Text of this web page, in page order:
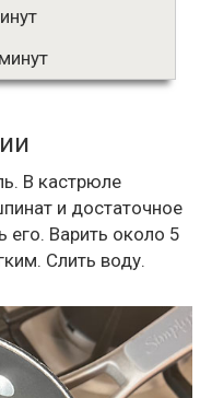
В кастрюле
и достаточное
Варить около 5
Слить воду.